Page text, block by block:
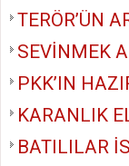
TERÖR’ÜN
SEVİNMEK
PKK’IN
KARANLIK
BATILILAR